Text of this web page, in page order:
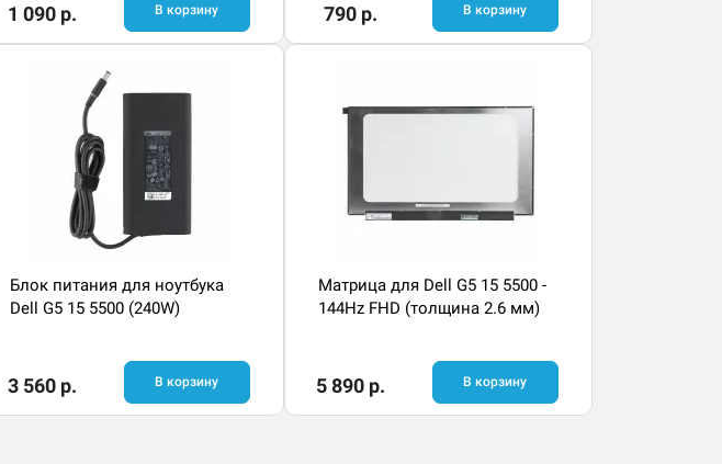
1 090 р. В корзину 790 р. В корзину
Блок питания для ноутбука
Dell G5 15 5500 (240W)
3 560 р. В корзину
Матрица для Dell G5 15 5500 -
144Hz FHD (толщина 2.6 мм)
5 890 р. В корзину